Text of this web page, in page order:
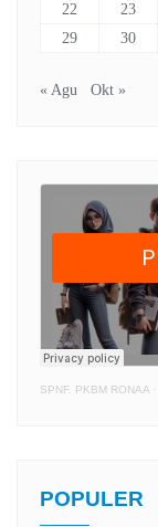
22
23
29
30
« Agu Okt »
SPNF. PKBM RONAA ·
POPULER